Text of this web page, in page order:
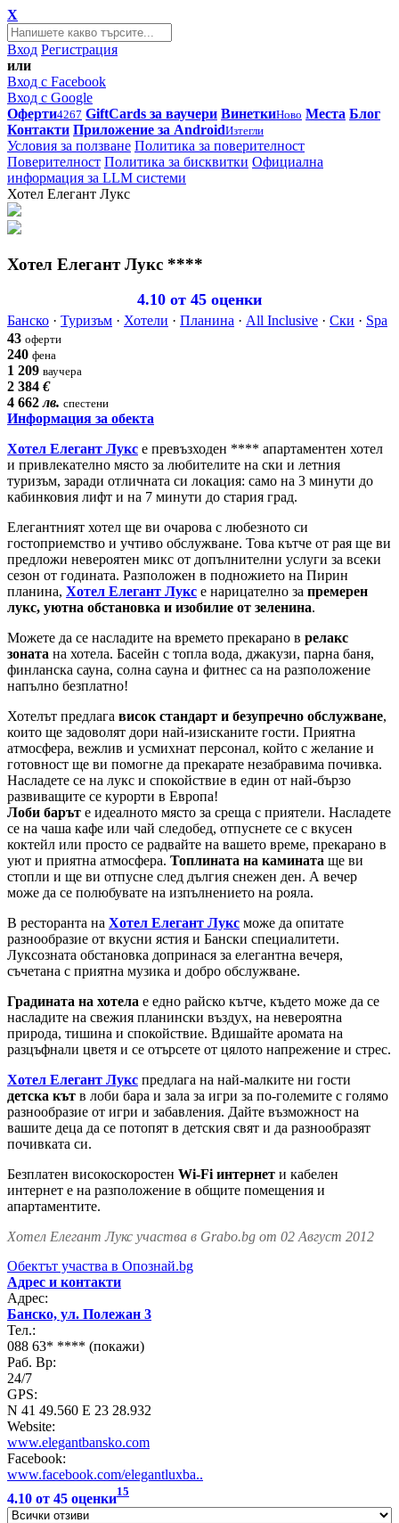
X
Вход Регистрация
или
Вход с Facebook
Вход с Google
Оферти4267 GiftCards за ваучери ВинеткиНово Места Блог
Контакти Приложение за AndroidИзтегли
Условия за ползване Политика за поверителност
Поверителност Политика за бисквитки Официална
информация за LLM системи
Хотел Елегант Лукс
Хотел Елегант Лукс ****
4.10 от 45 оценки
Банско · Туризъм · Хотели · Планина · All Inclusive · Ски · Spa
43 оферти
240 фена
1 209 ваучера
2 384 €
4 662лв. спестени
Информация за обекта
Хотел Елегант Лукс е превъзходен **** апартаментен хотел
и привлекателно място за любителите на ски и летния
туризъм, заради отличната си локация: само на 3 минути до
кабинковия лифт и на 7 минути до стария град.
Елегантният хотел ще ви очарова с любезното си
гостоприемство и учтиво обслужване. Това кътче от рая ще ви
предложи невероятен микс от допълнителни услуги за всеки
сезон от годината. Разположен в подножието на Пирин
планина, Хотел Елегант Лукс е нарицателно за премерен
лукс, уютна обстановка и изобилие от зеленина.
Можете да се насладите на времето прекарано в релакс
зоната на хотела. Басейн с топла вода, джакузи, парна баня,
финланска сауна, солна сауна и фитнес са на разположение
напълно безплатно!
Хотелът предлага висок стандарт и безупречно обслужване,
които ще задоволят дори най-изисканите гости. Приятна
атмосфера, вежлив и усмихнат персонал, който с желание и
готовност ще ви помогне да прекарате незабравима почивка.
Насладете се на лукс и спокойствие в един от най-бързо
развиващите се курорти в Европа!
Лоби барът е идеалното място за среща с приятели. Насладете
се на чаша кафе или чай следобед, отпуснете се с вкусен
коктейл или просто се радвайте на вашето време, прекарано в
уют и приятна атмосфера. Топлината на камината ще ви
стопли и ще ви отпусне след дългия снежен ден. А вечер
може да се полюбувате на изпълнението на рояла.
В ресторанта на Хотел Елегант Лукс може да опитате
разнообразие от вкусни ястия и Бански специалитети.
Луксозната обстановка допринася за елегантна вечеря,
съчетана с приятна музика и добро обслужване.
Градината на хотела е едно райско кътче, където може да се
насладите на свежия планински въздух, на невероятна
природа, тишина и спокойствие. Вдишайте аромата на
разцъфнали цветя и се отърсете от цялото напрежение и стрес.
Хотел Елегант Лукс предлага на най-малките ни гости
детска кът в лоби бара и зала за игри за по-големите с голямо
разнообразие от игри и забавления. Дайте възможност на
вашите деца да се потопят в детския свят и да разнообразят
почивката си.
Безплатен високоскоростен Wi-Fi интернет и кабелен
интернет е на разположение в общите помещения и
апартаментите.
Хотел Елегант Лукс участва в Grabo.bg от 02 Август 2012
Обектът участва в Опознай.bg
Адрес и контакти
Адрес:
Банско, ул. Полежан 3
Тел.:
088 63* **** (покажи)
Раб. Вр:
24/7
GPS:
N 41 49.560 E 23 28.932
Website:
www.elegantbansko.com
Facebook:
www.facebook.com/elegantluxba..
4.10 от 45 оценки15